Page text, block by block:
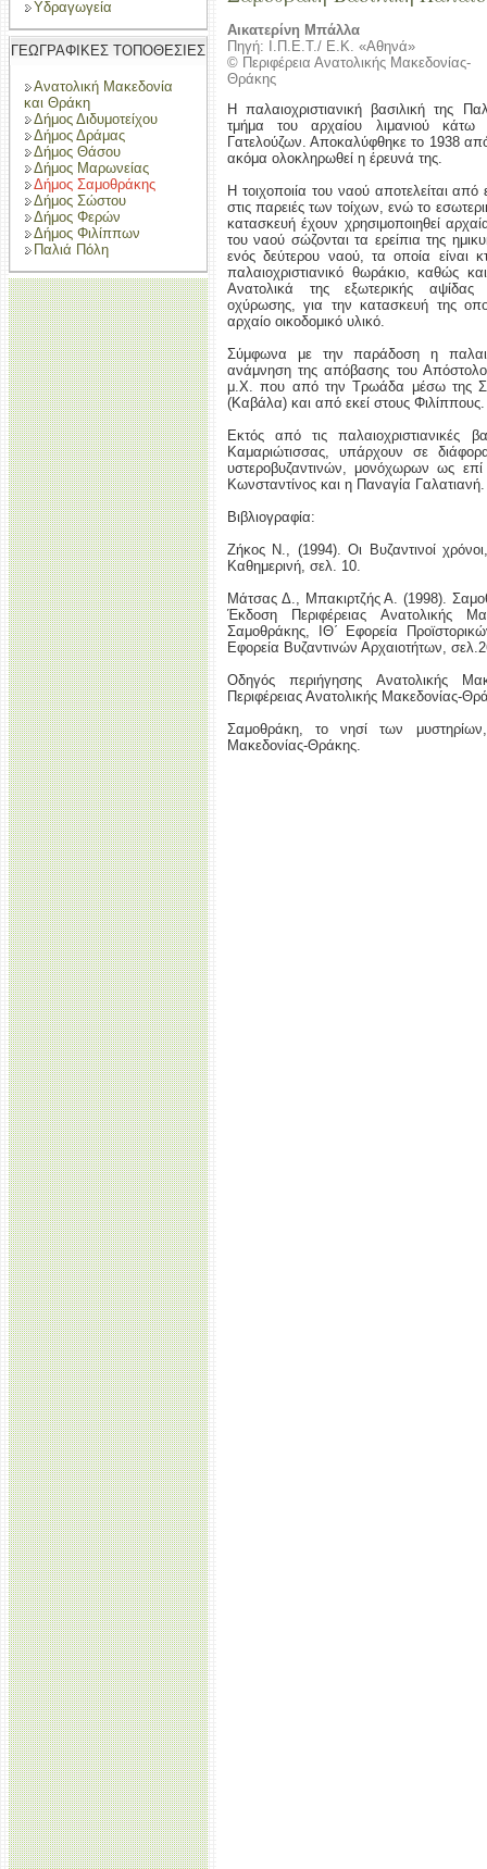
Υδραγωγεία
ΓΕΩΓΡΑΦΙΚΕΣ ΤΟΠΟΘΕΣΙΕΣ
Ανατολική Μακεδονία
και Θράκη
Δήμος Διδυμοτείχου
Δήμος Δράμας
Δήμος Θάσου
Δήμος Μαρωνείας
Δήμος Σαμοθράκης
Δήμος Σώστου
Δήμος Φερών
Δήμος Φιλίππων
Παλιά Πόλη
Αικατερίνη Μπάλλα
Πηγή: Ι.Π.Ε.Τ./ Ε.Κ. «Αθηνά»
© Περιφέρεια Ανατολικής Μακεδονίας-
Θράκης
Η παλαιοχριστιανική βασιλική της
τμήμα του αρχαίου λιμανιού
Γατελούζων. Αποκαλύφθηκε το 1938
ακόμα ολοκληρωθεί η έρευνά της.
Η τοιχοποιία του ναού αποτελείται
στις παρειές των τοίχων, ενώ το
κατασκευή έχουν χρησιμοποιηθεί
του ναού σώζονται τα ερείπια της
ενός δεύτερου ναού, τα οποία είναι
παλαιοχριστιανικό θωράκιο, καθώς
Ανατολικά της εξωτερικής αψίδας
οχύρωσης, για την κατασκευή της
αρχαίο οικοδομικό υλικό.
Σύμφωνα με την παράδοση η
ανάμνηση της απόβασης του
μ.Χ. που από την Τρωάδα μέσω της
(Καβάλα) και από εκεί στους Φιλίππους.
Εκτός από τις παλαιοχριστιανικές
Καμαριώτισσας, υπάρχουν σε
υστεροβυζαντινών, μονόχωρων ως
Κωνσταντίνος και η Παναγία Γαλατιανή.
Βιβλιογραφία:
Ζήκος Ν., (1994). Οι Βυζαντινοί
Καθημερινή, σελ. 10.
Μάτσας Δ., Μπακιρτζής Α. (1998).
Έκδοση Περιφέρειας Ανατολικής
Σαμοθράκης, ΙΘ΄ Εφορεία
Εφορεία Βυζαντινών Αρχαιοτήτων,
Οδηγός περιήγησης Ανατολικής
Περιφέρειας Ανατολικής Μακεδονίας-
Σαμοθράκη, το νησί των
Μακεδονίας-Θράκης.